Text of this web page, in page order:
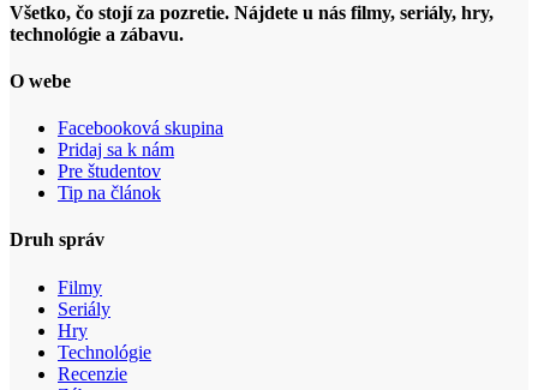
Všetko, čo stojí za pozretie. Nájdete u nás filmy, seriály, hry,
technológie a zábavu.
O webe
Facebooková skupina
Pridaj sa k nám
Pre študentov
Tip na článok
Druh správ
Filmy
Seriály
Hry
Technológie
Recenzie